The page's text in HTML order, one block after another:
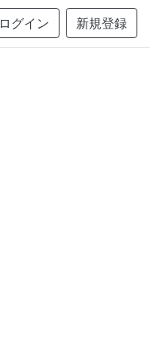
ログイン 新規登録